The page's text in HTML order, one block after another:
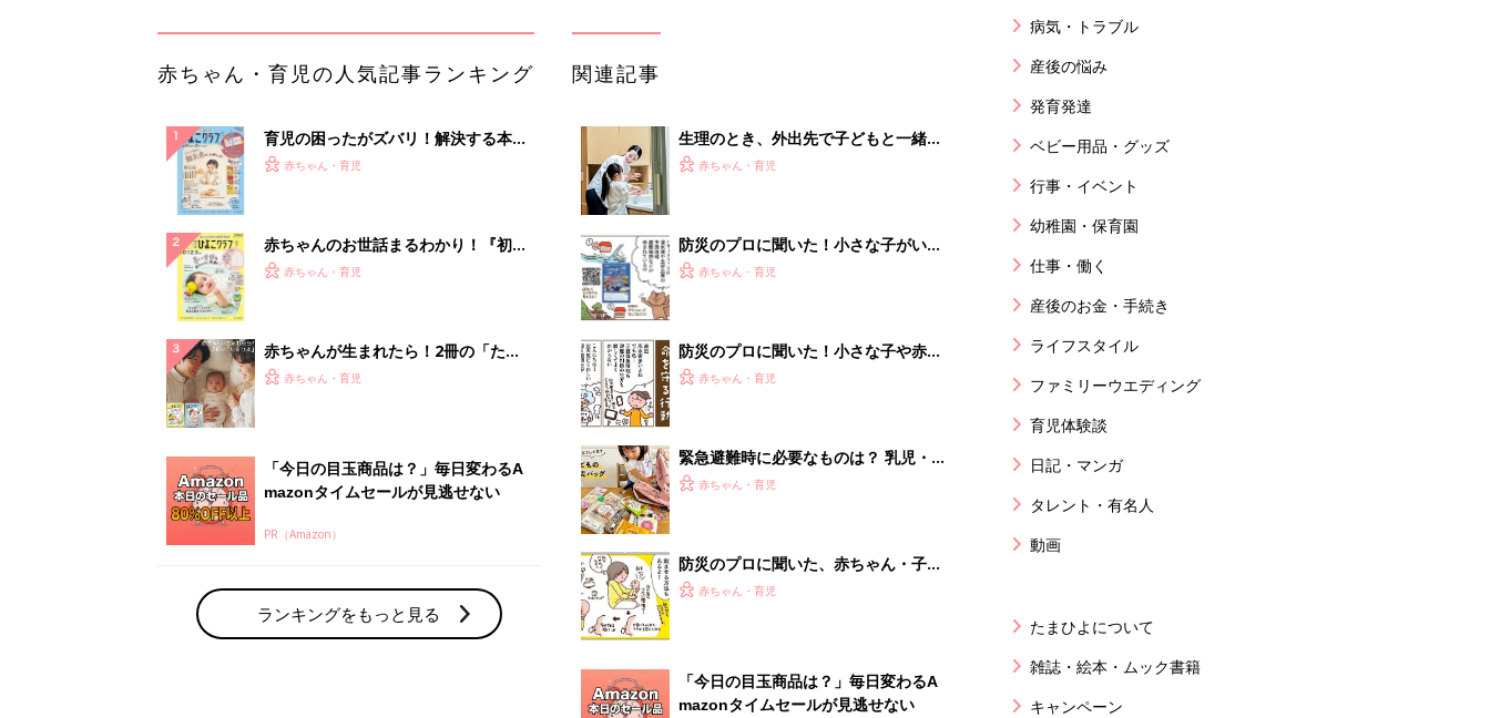
赤ちゃん・育児の人気記事ランキング
育児の困ったがズバリ！解決する本
『ひよこクラブ 秋号』 4カ月～2才
赤ちゃん・育児
赤ちゃんのお世話まるわかり！『初め
てのひよこクラブ 夏号』〈巻頭大特
赤ちゃん・育児
赤ちゃんが生まれたら！2冊の「たま
ひよ」
赤ちゃん・育児
「今日の目玉商品は？」毎日変わるA
mazonタイムセールが見逃せない
PR（Amazon）
ランキングをもっと見る
関連記事
生理のとき、外出先で子どもと一緒に
トイレに入る場合どうしてる？対処法
赤ちゃん・育児
防災のプロに聞いた！小さな子がいる
家庭で、いますぐやっておくべき４つ
赤ちゃん・育児
防災のプロに聞いた！小さな子や赤ち
ゃんと避難する時に気をつけたい3つ
赤ちゃん・育児
緊急避難時に必要なものは？ 乳児・
幼児別の「避難用バッグ」を100均ア
赤ちゃん・育児
防災のプロに聞いた、赤ちゃん・子連
れの避難所ぐらし、知っておきたい３
赤ちゃん・育児
「今日の目玉商品は？」毎日変わるA
mazonタイムセールが見逃せない
病気・トラブル
産後の悩み
発育発達
ベビー用品・グッズ
行事・イベント
幼稚園・保育園
仕事・働く
産後のお金・手続き
ライフスタイル
ファミリーウエディング
育児体験談
日記・マンガ
タレント・有名人
動画
たまひよについて
雑誌・絵本・ムック書籍
キャンペーン